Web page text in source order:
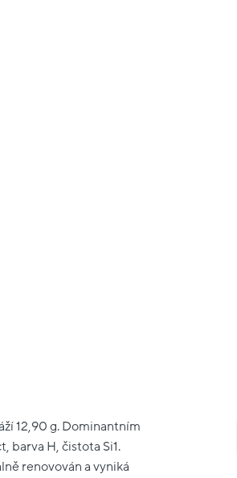
12,90 g. Dominantním
barva H, čistota Si1.
renovován a vyniká